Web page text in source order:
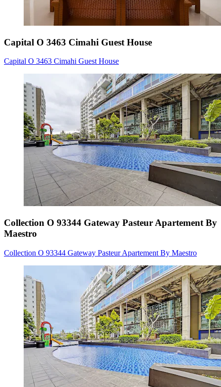
Capital O 3463 Cimahi Guest House
Capital O 3463 Cimahi Guest House
Collection O 93344 Gateway Pasteur Apartement By
Maestro
Collection O 93344 Gateway Pasteur Apartement By Maestro